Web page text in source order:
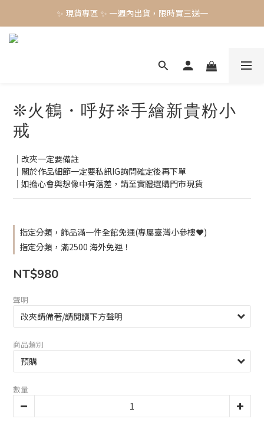
✨ 現貨專區 ✨ 一週內出貨，限時買三送一
✨ 現貨專區 ✨ 一週內出貨，限時買三送一
✨ 現貨專區 ✨ 一週內出貨，限時買三送一
❊火鶴・呼好❊手繪新貴粉小
戒
｜改夾一定要備註
｜關於作品細節一定要私訊IG詢問確定後再下單
｜如擔心會與想像中有落差，請至實體選購門市現貨
指定分類，飾品滿一件全館免運(專屬臺灣小參樓❤️)
指定分類，滿2500 海外免運！
NT$980
聲明
商品類別
數量